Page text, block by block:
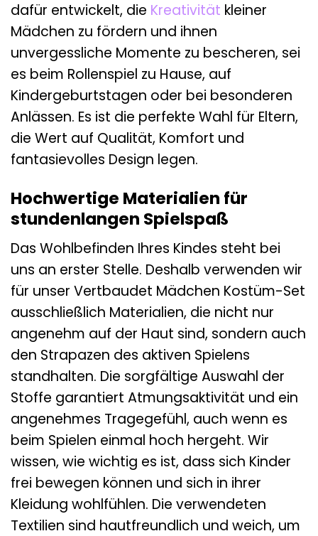
dafür entwickelt, die Kreativität kleiner
Mädchen zu fördern und ihnen
unvergessliche Momente zu bescheren, sei
es beim Rollenspiel zu Hause, auf
Kindergeburtstagen oder bei besonderen
Anlässen. Es ist die perfekte Wahl für Eltern,
die Wert auf Qualität, Komfort und
fantasievolles Design legen.
Hochwertige Materialien für
stundenlangen Spielspaß
Das Wohlbefinden Ihres Kindes steht bei
uns an erster Stelle. Deshalb verwenden wir
für unser Vertbaudet Mädchen Kostüm-Set
ausschließlich Materialien, die nicht nur
angenehm auf der Haut sind, sondern auch
den Strapazen des aktiven Spielens
standhalten. Die sorgfältige Auswahl der
Stoffe garantiert Atmungsaktivität und ein
angenehmes Tragegefühl, auch wenn es
beim Spielen einmal hoch hergeht. Wir
wissen, wie wichtig es ist, dass sich Kinder
frei bewegen können und sich in ihrer
Kleidung wohlfühlen. Die verwendeten
Textilien sind hautfreundlich und weich, um